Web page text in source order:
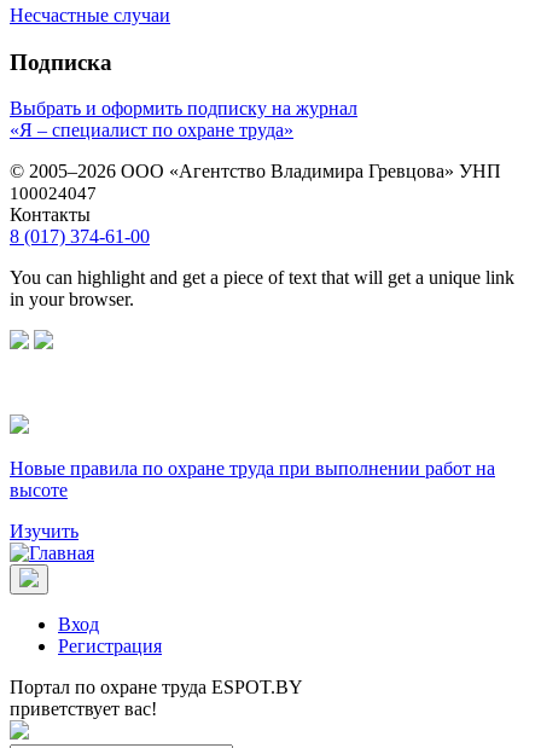
Несчастные случаи
Подписка
Выбрать и оформить подписку на журнал
«Я – специалист по охране труда»
© 2005–2026 ООО «Агентство Владимира Гревцова» УНП
100024047
Контакты
8 (017) 374-61-00
You can highlight and get a piece of text that will get a unique link
in your browser.
Новые правила по охране труда при выполнении работ на
высоте
Изучить
Вход
Регистрация
Портал по охране труда ESPOT.BY
приветствует вас!